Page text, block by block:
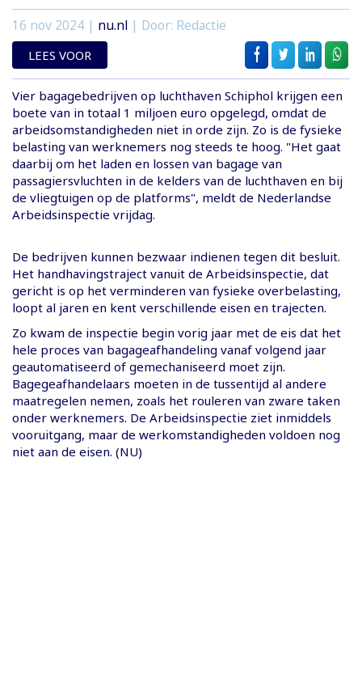
16 nov 2024 | nu.nl | Door: Redactie
LEES VOOR
Vier bagagebedrijven op luchthaven Schiphol krijgen een
boete van in totaal 1 miljoen euro opgelegd, omdat de
arbeidsomstandigheden niet in orde zijn. Zo is de fysieke
belasting van werknemers nog steeds te hoog. "Het gaat
daarbij om het laden en lossen van bagage van
passagiersvluchten in de kelders van de luchthaven en bij
de vliegtuigen op de platforms", meldt de Nederlandse
Arbeidsinspectie vrijdag.
De bedrijven kunnen bezwaar indienen tegen dit besluit.
Het handhavingstraject vanuit de Arbeidsinspectie, dat
gericht is op het verminderen van fysieke overbelasting,
loopt al jaren en kent verschillende eisen en trajecten.
Zo kwam de inspectie begin vorig jaar met de eis dat het
hele proces van bagageafhandeling vanaf volgend jaar
geautomatiseerd of gemechaniseerd moet zijn.
Bagegeafhandelaars moeten in de tussentijd al andere
maatregelen nemen, zoals het rouleren van zware taken
onder werknemers. De Arbeidsinspectie ziet inmiddels
vooruitgang, maar de werkomstandigheden voldoen nog
niet aan de eisen. (NU)